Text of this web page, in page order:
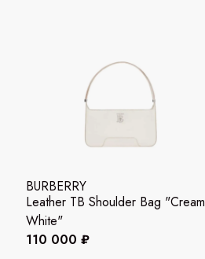
BURBERRY
Leather TB Shoulder Bag "Cream
White"
110 000 ₽